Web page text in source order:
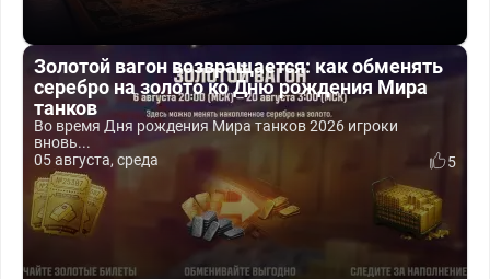
Золотой вагон возвращается: как обменять
серебро на золото ко Дню рождения Мира
танков
Во время Дня рождения Мира танков 2026 игроки
вновь...
05 августа, среда
5